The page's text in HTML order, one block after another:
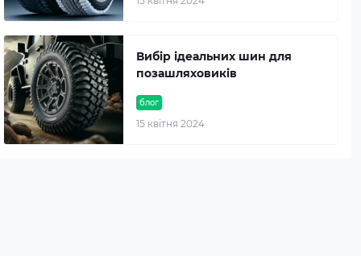
блог
15 квітня 2024
Вибір ідеальних шин для
позашляховиків